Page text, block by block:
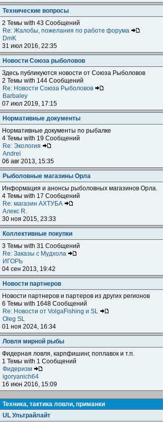
Технические вопросы
2 Темы with 43 Сообщений
Re: Жалобы, пожелания по работе форума
DmK
31 июл 2016, 22:35
Новости Союза рыболовов
Здесь публикуются новости от Союза Рыболовов
2 Темы with 144 Сообщений
Re: Новости Союза Рыболовов
Barbaley
07 июл 2019, 17:15
Нормативные документы
Нормативные документы по рыбалке
4 Темы with 19 Сообщений
Re: Экология
Andrei
06 авг 2013, 15:35
Рыболовные магазины Орла
Информация и анонсы рыболовных магазинов Орла.
4 Темы with 17 Сообщений
Re: магазин АХТУБА
Алекс R.
30 ноя 2015, 23:33
Коллективные покупки
3 Темы with 31 Сообщений
Re: Заказы с Мудхола
ИГОРЬ
04 сен 2013, 19:42
Новости партнеров
Новости партнеров и партеров из других регионов
6 Темы with 1648 Сообщений
Re: Новости от VolgaFishing и SL
Oleg SL
01 ноя 2024, 16:34
Ловля мирной рыбы
Фидерная ловля, карпфишинг, поплавок и т.п.
1 Темы with 1 Сообщений
Фидеризм
igoryanich64
16 июн 2016, 15:09
Техника, тактика ловли, приманки
UL Ультрайлайт